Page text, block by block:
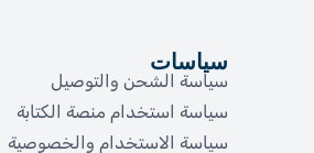
سياسات
سياسة الشحن والتوصيل
سياسة استخدام منصة الكتابة
سياسة الاستخدام والخصوصية